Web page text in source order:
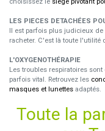
LES PIECES DETACHÉES
Il est parfois plus judicieux
racheter. C'est là toute l'utilité
L'OXYGENOTHÉRAPIE
Les troubles respiratoires
parfois vital. Retrouvez les
masques et lunettes adaptés.
Toute la